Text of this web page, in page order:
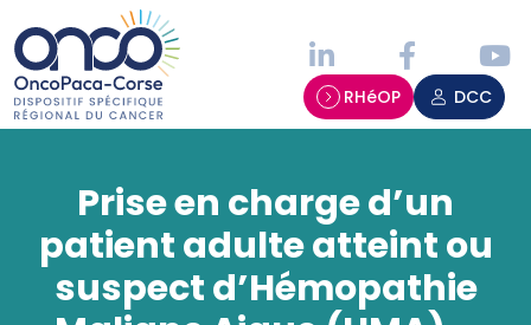
RHéOP DCC
Prise en charge d’un
patient adulte atteint ou
suspect d’Hémopathie
Panneau de gestion des cookies